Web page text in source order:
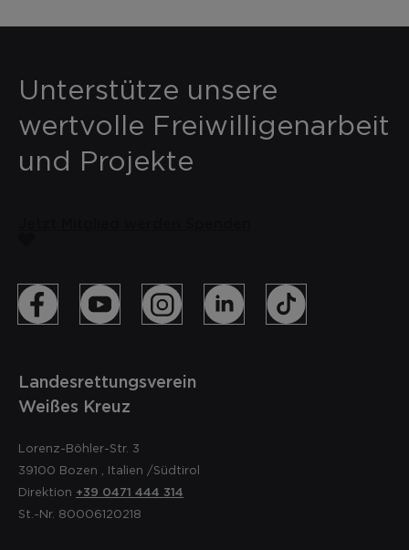
Unterstütze unsere
wertvolle Freiwilligenarbeit
und Projekte
Landesrettungsverein
Weißes Kreuz
Lorenz-Böhler-Str. 3
39100 Bozen Italien /Südtirol
Direktion +39 0471 444 314
St.-Nr. 80006120218